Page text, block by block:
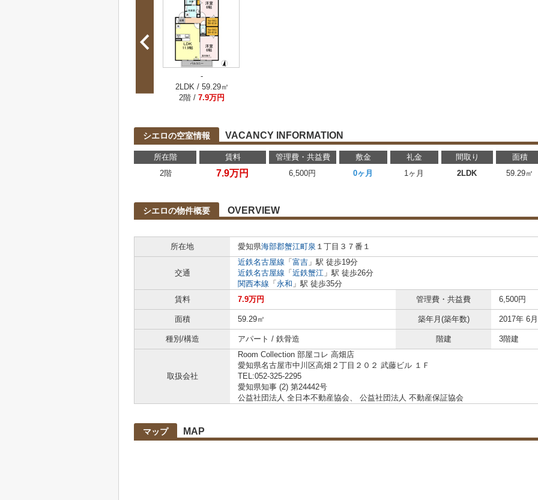
-
2LDK / 59.29㎡
2階 / 7.9万円
シエロの空室情報 VACANCY INFORMATION
所在階 賃料 管理費・共益費 敷金 礼金 間取り 面積
2階
7.9万円 6,500円 0ヶ月 1ヶ月 2LDK 59.29㎡
シエロの物件概要 OVERVIEW
所在地
愛知県海部郡蟹江町泉 １丁目３７番１
交通
近鉄名古屋線 「 富吉 」駅 徒歩19分
近鉄名古屋線 「 近鉄蟹江 」駅 徒歩26分
関西本線 「 永和 」駅 徒歩35分
賃料
7.9万円 管理費・共益費 6,500円
面積 59.29㎡ 築年月(築年数) 2017年 6
種別/構造 アパート / 鉄骨造 階建 3階建
取扱会社
Room Collection 部屋コレ 高畑店
愛知県名古屋市中川区高畑２丁目２０２ 武藤ビル １Ｆ
TEL:052-325-2295
愛知県知事 (2) 第24442号
公益社団法人 全日本不動産協会、 公益社団法人 不動産保証協会
マップ MAP